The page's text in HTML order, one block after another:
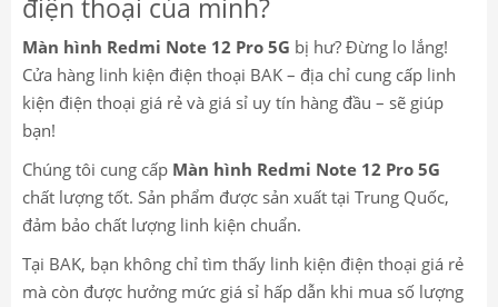
điện thoại của mình?
Màn hình Redmi Note 12 Pro 5G bị hư? Đừng lo lắng!
Cửa hàng linh kiện điện thoại BAK – địa chỉ cung cấp linh
kiện điện thoại giá rẻ và giá sỉ uy tín hàng đầu – sẽ giúp
bạn!
Chúng tôi cung cấp Màn hình Redmi Note 12 Pro 5G
chất lượng tốt. Sản phẩm được sản xuất tại Trung Quốc,
đảm bảo chất lượng linh kiện chuẩn.
Tại BAK, bạn không chỉ tìm thấy linh kiện điện thoại giá rẻ
mà còn được hưởng mức giá sỉ hấp dẫn khi mua số lượng